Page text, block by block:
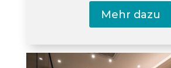
Mehr dazu